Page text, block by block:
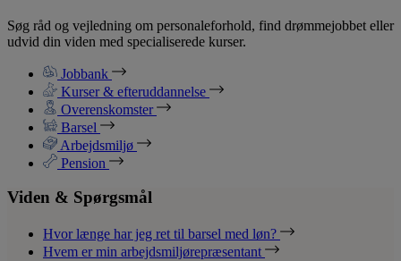
Søg råd og vejledning om personaleforhold, find drømmejobbet eller
udvid din viden med specialiserede kurser.
Jobbank
Kurser & efteruddannelse
Overenskomster
Barsel
Arbejdsmiljø
Pension
Viden & Spørgsmål
Hvor længe har jeg ret til barsel med løn?
Hvem er min arbejdsmiljørepræsentant